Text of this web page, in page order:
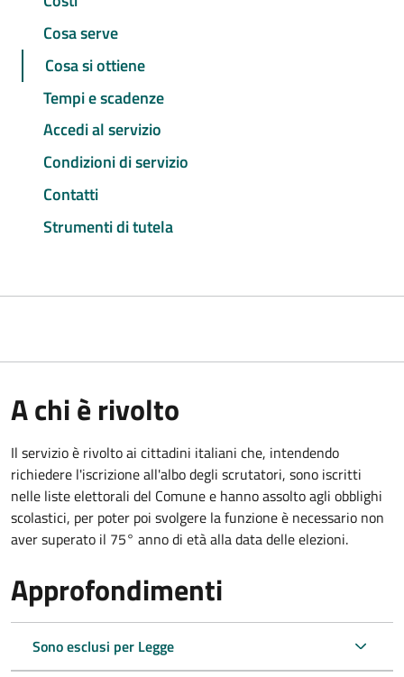
Cosa serve
Cosa si ottiene
Tempi e scadenze
Accedi al servizio
Condizioni di servizio
Contatti
Strumenti di tutela
A chi è rivolto
Il servizio è rivolto ai cittadini italiani che, intendendo
richiedere l'iscrizione all'albo degli scrutatori, sono iscritti
nelle liste elettorali del Comune e hanno assolto agli obblighi
scolastici, per poter poi svolgere la funzione è necessario non
aver superato il 75° anno di età alla data delle elezioni.
Approfondimenti
Sono esclusi per Legge